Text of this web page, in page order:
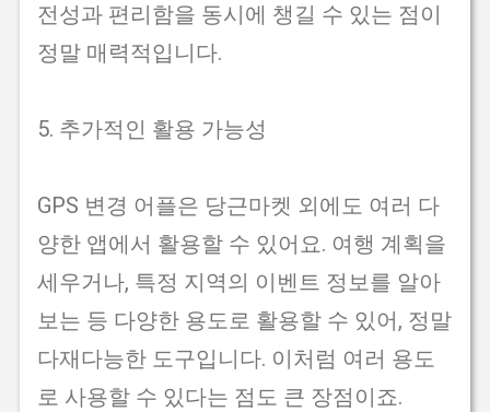
전성과 편리함을 동시에 챙길 수 있는 점이
정말 매력적입니다.
5. 추가적인 활용 가능성
GPS 변경 어플은 당근마켓 외에도 여러 다
양한 앱에서 활용할 수 있어요. 여행 계획을
세우거나, 특정 지역의 이벤트 정보를 알아
보는 등 다양한 용도로 활용할 수 있어, 정말
다재다능한 도구입니다. 이처럼 여러 용도
로 사용할 수 있다는 점도 큰 장점이죠.